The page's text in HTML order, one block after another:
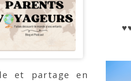
et partage en